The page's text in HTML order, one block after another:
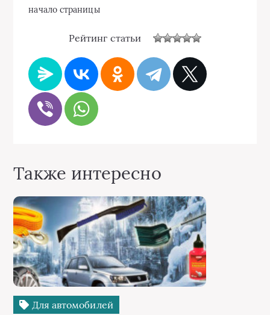
начало страницы
Рейтинг статьи
Также интересно
Для автомобилей